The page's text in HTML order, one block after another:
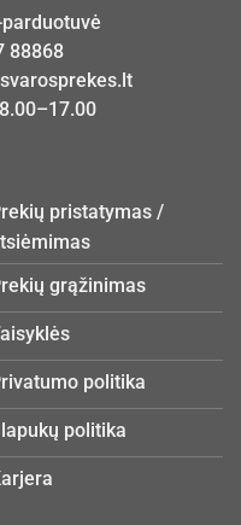
parduotuvė
88868
pristatymas /
grąžinimas
politika
politika